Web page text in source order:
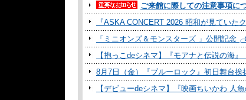
ご来館に際しての注意事項に
『ASKA CONCERT 2026 昭和が見ていた
「ミニオンズ＆モンスターズ 」公開記念
【抱っこdeシネマ】『モアナと伝説の海
8月7日（金）『ブルーロック』初日舞台挨
【デビューdeシネマ】『映画ちいかわ 人